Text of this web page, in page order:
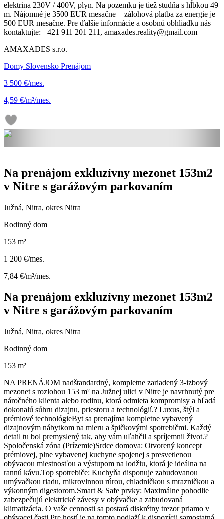
elektrina 230V / 400V, plyn. Na pozemku je tiež studňa s hĺbkou 49
m. Nájomné je 3500 EUR mesačne + zálohová platba za energie je
500 EUR mesačne. Pre ďalšie informácie a osobnú obhliadku nás
kontaktujte: +421 911 201 211, amaxades.reality@gmail.com
AMAXADES s.r.o.
Domy Slovensko Prenájom
3 500 €/mes.
4,59 €/m²/mes.
Na prenájom exkluzívny mezonet 153m2
v Nitre s garážovým parkovaním
Južná, Nitra, okres Nitra
Rodinný dom
153 m²
1 200 €/mes.
7,84 €/m²/mes.
Na prenájom exkluzívny mezonet 153m2
v Nitre s garážovým parkovaním
Južná, Nitra, okres Nitra
Rodinný dom
153 m²
NA PRENÁJOM nadštandardný, kompletne zariadený 3-izbový
mezonet s rozlohou 153 m² na Južnej ulici v Nitre je navrhnutý pre
náročného klienta alebo rodinu, ktorá odmieta kompromisy a hľadá
dokonalú súhru dizajnu, priestoru a technológií. ​? Luxus, štýl a
prémiové technológie ​Byt sa prenajíma kompletne vybavený
dizajnovým nábytkom na mieru a špičkovými spotrebičmi. Každý
detail tu bol premyslený tak, aby vám uľahčil a spríjemnil život. ​?️
Spoločenská zóna (Prízemie) ​Srdce domova: Otvorený koncept
prémiovej, plne vybavenej kuchyne spojenej s presvetlenou
obývacou miestnosťou a výstupom na lodžiu, ktorá je ideálna na
rannú kávu. ​Top spotrebiče: Kuchyňa disponuje zabudovanou
umývačkou riadu, mikrovlnnou rúrou, chladničkou s mrazničkou a
výkonným digestorom. ​Smart & Safe prvky: Maximálne pohodlie
zabezpečujú elektrické závesy v obývačke a zabudovaná
klimatizácia. O vaše cennosti sa postará diskrétny trezor priamo v